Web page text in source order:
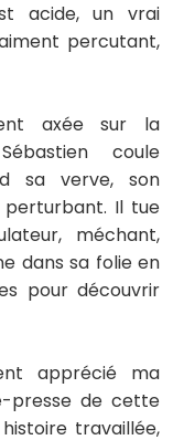
acide, un vrai
percutant,
axée sur la
coule
sa verve, son
Il tue
méchant,
dans sa folie en
pour découvrir
apprécié ma
presse de cette
travaillée,